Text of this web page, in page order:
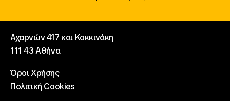
Αχαρνών 417 και Κοκκινάκη
111 43 Αθήνα
Όροι Χρήσης
Πολιτική Cookies